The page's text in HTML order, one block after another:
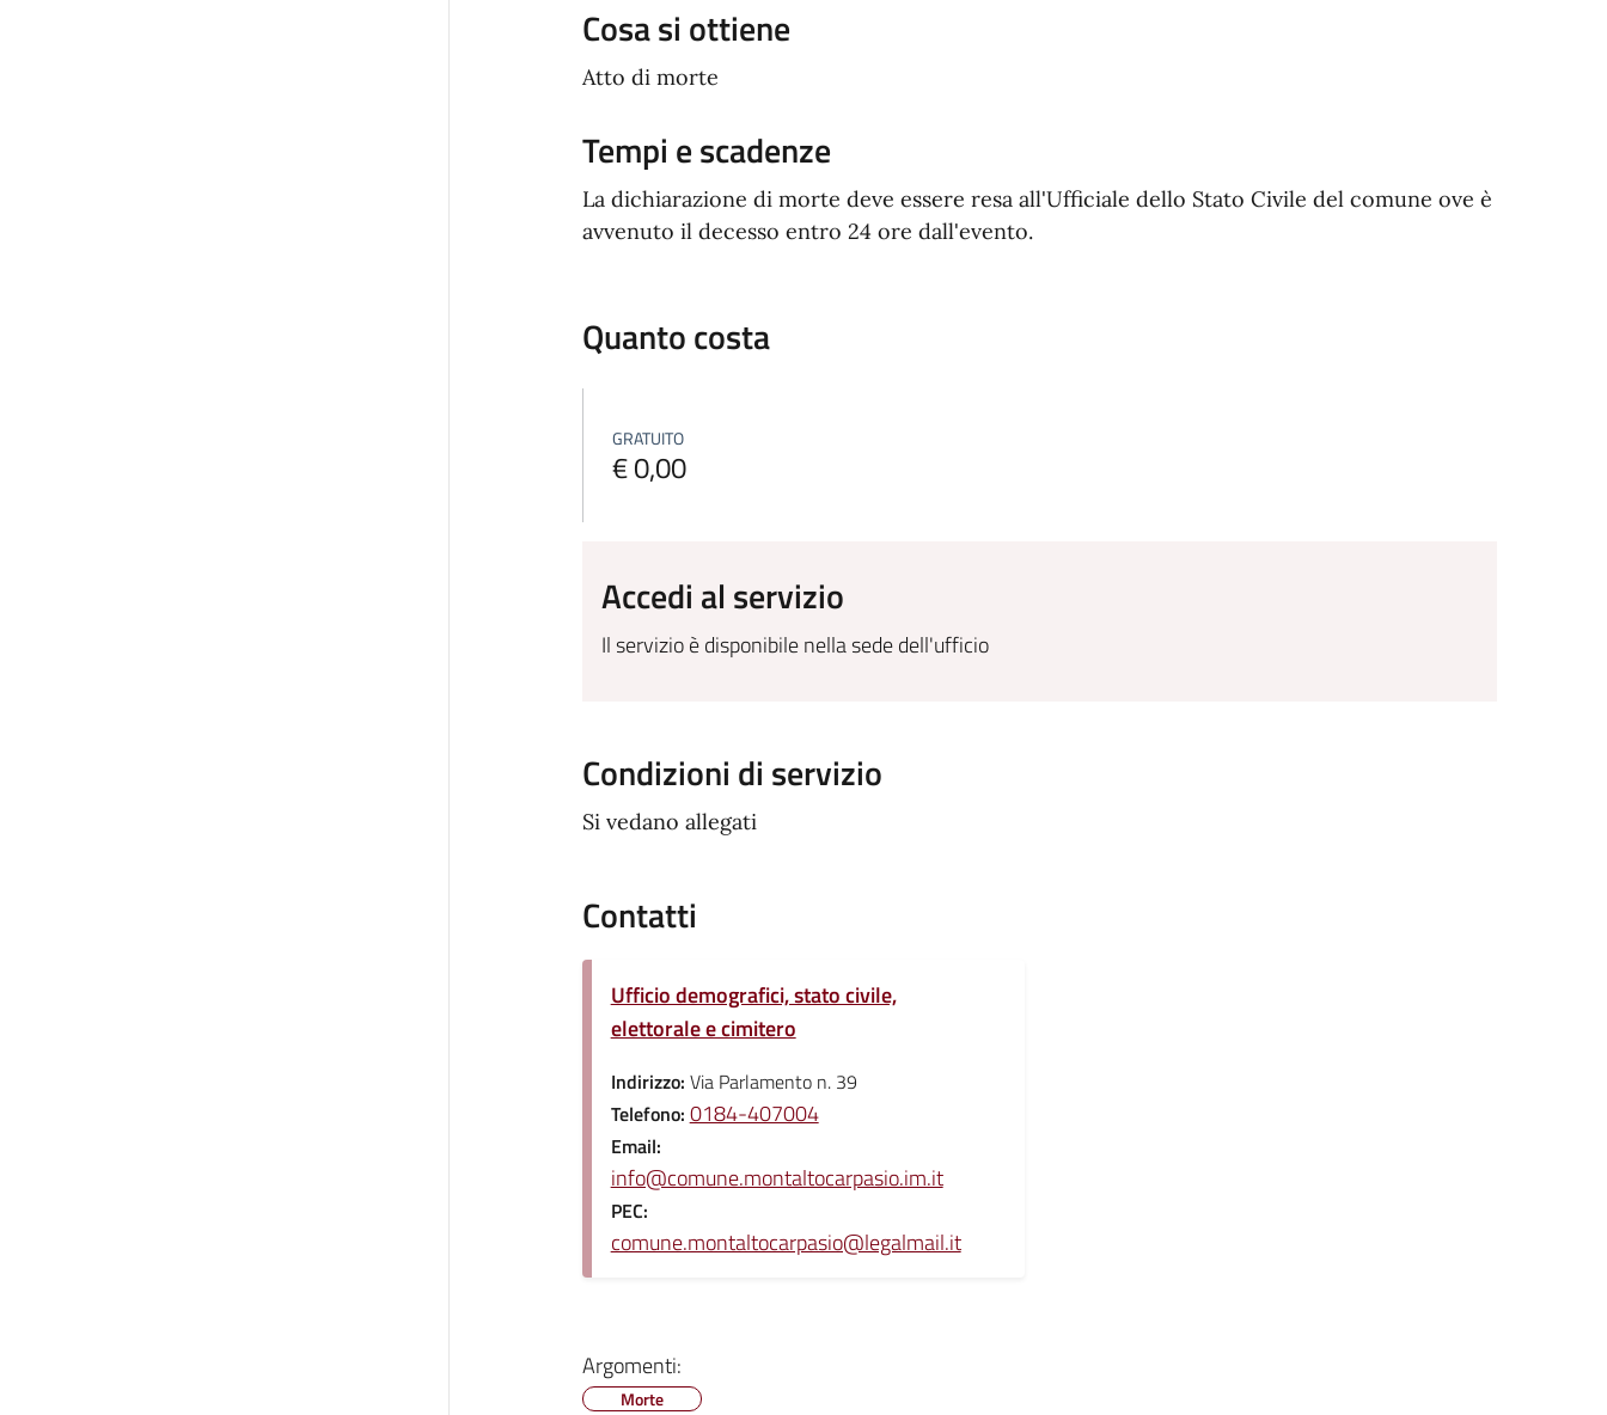
Cosa si ottiene
Atto di morte
Tempi e scadenze
La dichiarazione di morte deve essere resa all'Ufficiale dello Stato Civile del comune ove è
avvenuto il decesso entro 24 ore dall'evento.
Quanto costa
GRATUITO
€ 0,00
Accedi al servizio
Il servizio è disponibile nella sede dell'ufficio
Condizioni di servizio
Si vedano allegati
Contatti
Ufficio demografici, stato civile,
elettorale e cimitero
Indirizzo: Via Parlamento n. 39
Telefono: 0184-407004
Email:
info@comune.montaltocarpasio.im.it
PEC:
comune.montaltocarpasio@legalmail.it
Argomenti:
Morte